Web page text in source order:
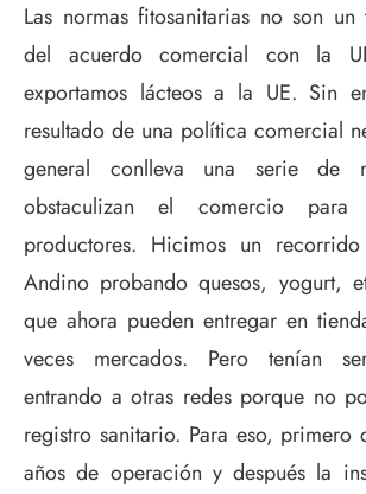
Las normas fitosanitarias no son un
del acuerdo comercial con la
exportamos lácteos a la UE. Sin
resultado de una política comercial
general conlleva una serie de
obstaculizan el comercio para
productores. Hicimos un
Andino probando quesos, yogurt,
que ahora pueden entregar en
veces mercados. Pero tenían
entrando a otras redes porque no
registro sanitario. Para eso, primero
años de operación y después la